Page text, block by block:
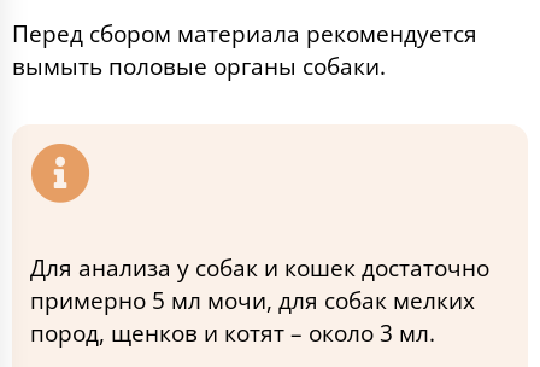
Перед сбором материала рекомендуется
вымыть половые органы собаки.
Для анализа у собак и кошек достаточно
примерно 5 мл мочи, для собак мелких
пород, щенков и котят – около 3 мл.